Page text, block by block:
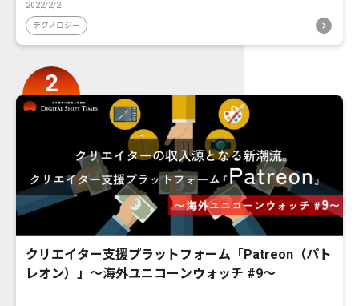
2022/2/2
テクノロジー
クリエイター支援プラットフォーム「Patreon（パト
レオン）」〜海外ユニコーンウォッチ #9〜